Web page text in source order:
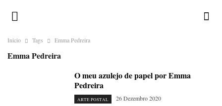
Inicio Tags Emma Pedreira
Emma Pedreira
O meu azulejo de papel por Emma
Pedreira
ARTE POSTAL 26 Dezembro 2020